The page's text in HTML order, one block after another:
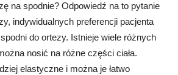
na spodnie? Odpowiedź na to pytanie
indywidualnych preferencji pacjenta
do ortezy. Istnieje wiele różnych
nosić na różne części ciała.
elastyczne i można je łatwo